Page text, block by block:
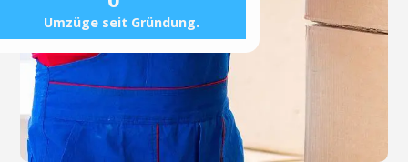
Umzüge seit Gründung.